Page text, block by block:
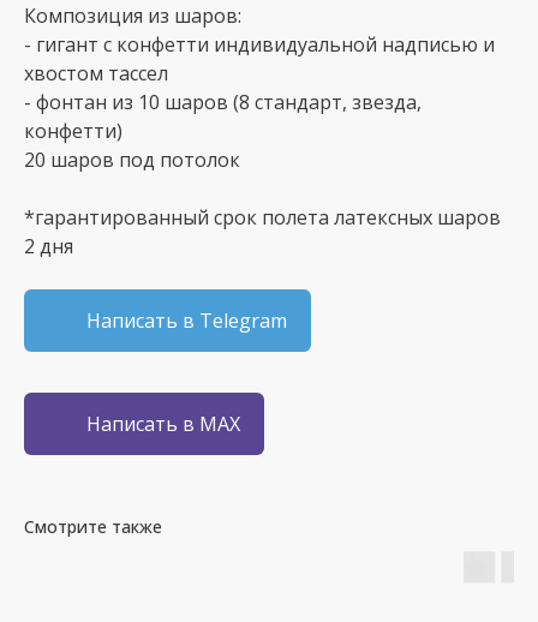
Композиция из шаров:
- гигант с конфетти индивидуальной надписью и
хвостом тассел
- фонтан из 10 шаров (8 стандарт, звезда,
конфетти)
20 шаров под потолок
*гарантированный срок полета латексных шаров
2 дня
Написать в Telegram
Написать в MAX
Смотрите также